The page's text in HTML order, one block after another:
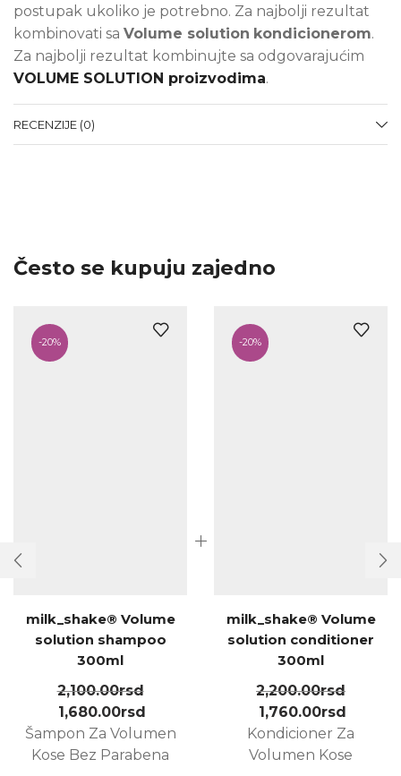
postupak ukoliko je potrebno. Za najbolji rezultat
kombinovati sa Volume solution kondicionerom.
Za najbolji rezultat kombinujte sa odgovarajućim
VOLUME SOLUTION proizvodima.
RECENZIJE (0)
Često se kupuju zajedno
-20%
milk_shake® Volume
solution shampoo
300ml
2,100.00rsd
1,680.00rsd
Šampon Za Volumen
Kose Bez Parabena
-20%
milk_shake® Volume
solution conditioner
300ml
2,200.00rsd
1,760.00rsd
Kondicioner Za
Volumen Kose